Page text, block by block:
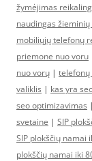
žymėjimas
naudingas
mobiliųjų telefonų
priemone nuo voru
nuo vorų | telefonų
valiklis | kas yra
seo optimizavimas |
svetaine | SIP
SIP plokščių namai
plokščių namai iki